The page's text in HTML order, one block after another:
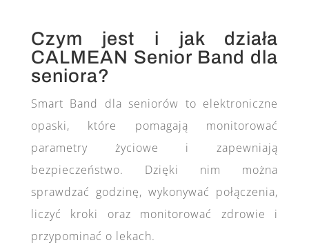
Czym jest i jak działa
CALMEAN Senior Band dla
seniora?
Smart Band dla seniorów to elektroniczne
opaski, które pomagają monitorować
parametry życiowe i zapewniają
bezpieczeństwo. Dzięki nim można
sprawdzać godzinę, wykonywać połączenia,
liczyć kroki oraz monitorować zdrowie i
przypominać o lekach.